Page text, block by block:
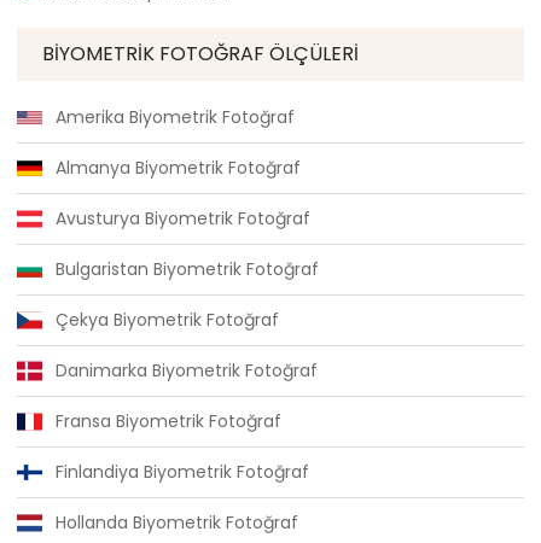
BIYOMETRIK FOTOĞRAF ÖLÇÜLERI
Amerika Biyometrik Fotoğraf
Almanya Biyometrik Fotoğraf
Avusturya Biyometrik Fotoğraf
Bulgaristan Biyometrik Fotoğraf
Çekya Biyometrik Fotoğraf
Danimarka Biyometrik Fotoğraf
Fransa Biyometrik Fotoğraf
Finlandiya Biyometrik Fotoğraf
Hollanda Biyometrik Fotoğraf